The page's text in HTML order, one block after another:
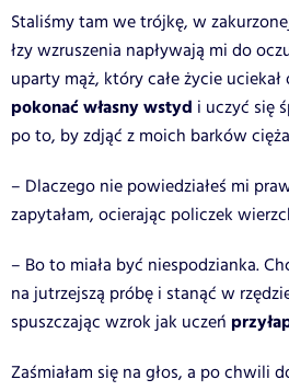
Staliśmy tam we trójkę, w
łzy wzruszenia napływają mi do
uparty mąż, który całe życie
pokonać własny wstyd i uczyć się
po to, by zdjąć z moich barków
– Dlaczego nie powiedziałeś mi
zapytałam, ocierając policzek
– Bo to miała być niespodzianka.
na jutrzejszą próbę i stanąć w
spuszczając wzrok jak uczeń
Zaśmiałam się na głos, a po chwili